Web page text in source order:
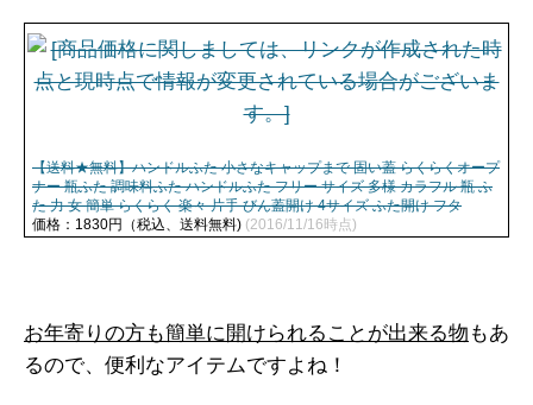
【送料★無料】ハンドルふた 小さなキャップまで 固い蓋 らくらくオープ
ナー 瓶ふた 調味料ふた ハンドルふた フリー サイズ 多様 カラフル 瓶 ふ
た 力 女 簡単 らくらく 楽々 片手 びん蓋開け 4サイズ ふた開け フタ
価格：1830円（税込、送料無料) (2016/11/16時点)
お年寄りの方も簡単に開けられることが出来る物 もあ
るので、便利なアイテムですよね！